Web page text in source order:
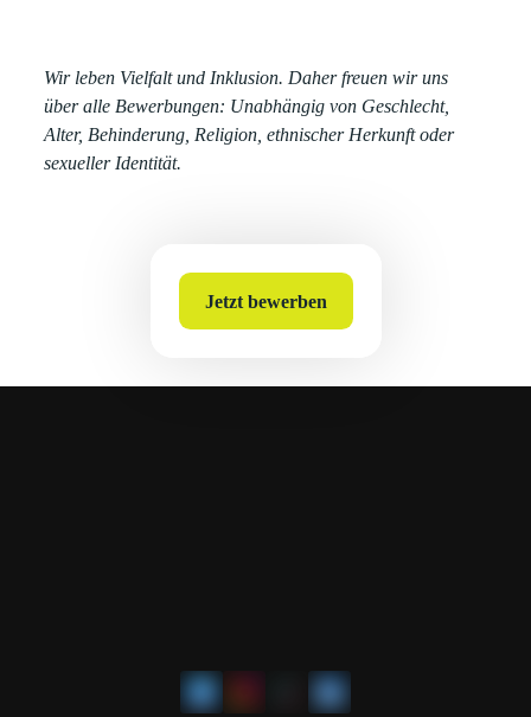
Wir leben Vielfalt und Inklusion. Daher freuen wir uns
über alle Bewerbungen: Unabhängig von Geschlecht,
Alter, Behinderung, Religion, ethnischer Herkunft oder
sexueller Identität.
Jetzt bewerben